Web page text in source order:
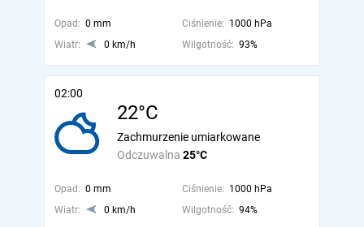
Opad: 0 mm Ciśnienie: 1000 hPa
Wiatr:
0 km/h Wilgotność: 93%
02:00
22°C
Odczuwalna 25°C
Zachmurzenie umiarkowane
Opad: 0 mm Ciśnienie: 1000 hPa
Wiatr:
0 km/h Wilgotność: 94%